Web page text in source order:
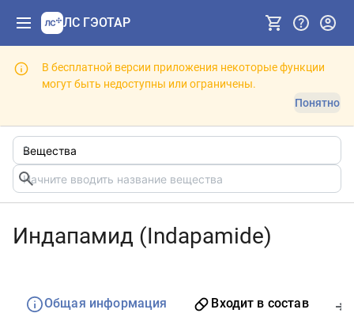
ЛС ГЭОТАР
В бесплатной версии приложения некоторые функции
могут быть недоступны или ограничены.
Понятно
Индапамид (Indapamide)
Общая информация Входит в состав